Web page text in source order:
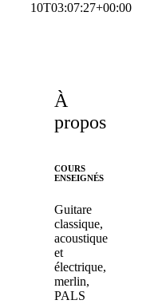
10T03:07:27+00:00
À
propos
COURS
ENSEIGNÉS
Guitare
classique,
acoustique
et
électrique,
merlin,
PALS